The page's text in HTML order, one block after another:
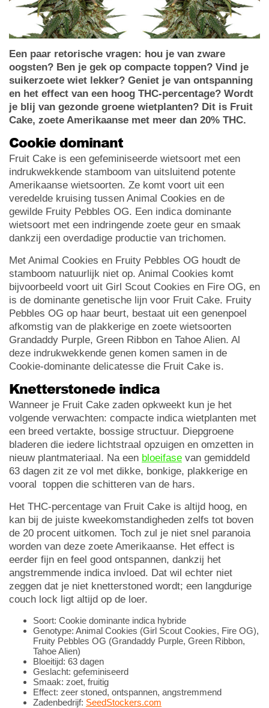
Een paar retorische vragen: hou je van zware
oogsten? Ben je gek op compacte toppen? Vind je
suikerzoete wiet lekker? Geniet je van ontspanning
en het effect van een hoog THC-percentage? Wordt
je blij van gezonde groene wietplanten? Dit is Fruit
Cake, zoete Amerikaanse met meer dan 20% THC.
Cookie dominant
Fruit Cake is een gefeminiseerde wietsoort met een
indrukwekkende stamboom van uitsluitend potente
Amerikaanse wietsoorten. Ze komt voort uit een
veredelde kruising tussen Animal Cookies en de
gewilde Fruity Pebbles OG. Een indica dominante
wietsoort met een indringende zoete geur en smaak
dankzij een overdadige productie van trichomen.
Met Animal Cookies en Fruity Pebbles OG houdt de
stamboom natuurlijk niet op. Animal Cookies komt
bijvoorbeeld voort uit Girl Scout Cookies en Fire OG, en
is de dominante genetische lijn voor Fruit Cake. Fruity
Pebbles OG op haar beurt, bestaat uit een genenpoel
afkomstig van de plakkerige en zoete wietsoorten
Grandaddy Purple, Green Ribbon en Tahoe Alien. Al
deze indrukwekkende genen komen samen in de
Cookie-dominante delicatesse die Fruit Cake is.
Knetterstonede indica
Wanneer je Fruit Cake zaden opkweekt kun je het
volgende verwachten: compacte indica wietplanten met
een breed vertakte, bossige structuur. Diepgroene
bladeren die iedere lichtstraal opzuigen en omzetten in
nieuw plantmateriaal. Na een bloeifase van gemiddeld
63 dagen zit ze vol met dikke, bonkige, plakkerige en
vooral toppen die schitteren van de hars.
Het THC-percentage van Fruit Cake is altijd hoog, en
kan bij de juiste kweekomstandigheden zelfs tot boven
de 20 procent uitkomen. Toch zul je niet snel paranoia
worden van deze zoete Amerikaanse. Het effect is
eerder fijn en feel good ontspannen, dankzij het
angstremmende indica invloed. Dat wil echter niet
zeggen dat je niet knetterstoned wordt; een langdurige
couch lock ligt altijd op de loer.
Soort: Cookie dominante indica hybride
Genotype: Animal Cookies (Girl Scout Cookies, Fire OG),
Fruity Pebbles OG (Grandaddy Purple, Green Ribbon,
Tahoe Alien)
Bloeitijd: 63 dagen
Geslacht: gefeminiseerd
Smaak: zoet, fruitig
Effect: zeer stoned, ontspannen, angstremmend
Zadenbedrijf: SeedStockers.com